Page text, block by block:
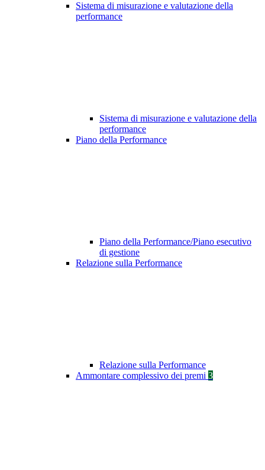
Sistema di misurazione e valutazione della
performance
Sistema di misurazione e valutazione della
performance
Piano della Performance
Piano della Performance/Piano esecutivo
di gestione
Relazione sulla Performance
Relazione sulla Performance
Ammontare complessivo dei premi 3